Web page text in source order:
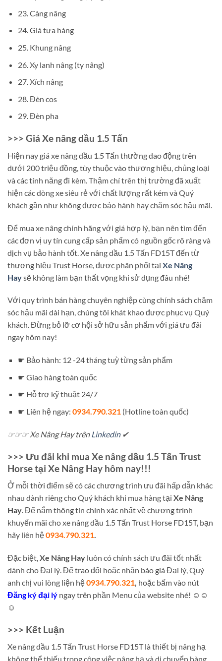
23. Càng nâng
24. Giá tựa hàng
25. Khung nâng
26. Xy lanh nâng (ty nâng)
27. Xích nâng
28. Đèn cos
29. Đèn pha
>>> Giá Xe nâng dầu 1.5 Tấn
Hiện nay giá xe nâng dầu 1.5 Tấn thường dao động trên
dưới 200 triệu đồng, tùy thuộc vào thương hiệu, chủng loại
và các tính năng đi kèm. Thậm chí trên thị trường đã xuất
hiện các dòng xe siêu rẻ với chất lượng rất kém và Quý
khách gần như không được bảo hành hay chăm sóc hậu mãi.
Để mua xe nâng chính hãng với giá hợp lý, bạn nên tìm đến
các đơn vị uy tín cung cấp sản phẩm có nguồn gốc rõ ràng và
dịch vụ bảo hành tốt. Xe nâng dầu 1.5 Tấn FD15T đến từ
thương hiệu Trust Horse, được phân phối tại Xe Nâng
Haysẽ không làm bạn thất vọng khi sử dụng đâu nhé!
Với quy trình bán hàng chuyên nghiệp cùng chính sách chăm
sóc hậu mãi dài hạn, chúng tôi khát khao được phục vụ Quý
khách. Đừng bỏ lỡ cơ hội sở hữu sản phẩm với giá ưu đãi
ngay hôm nay!
☛ Bảo hành: 12 -24 tháng tuỳ từng sản phẩm
☛ Giao hàng toàn quốc
☛ Hỗ trợ kỹ thuật 24/7
☛ Liên hệ ngay: 0934.790.321 (Hotline toàn quốc)
☞☞☞ Xe Nâng Hay trên Linkedin✔
>>> Ưu đãi khi mua Xe nâng dầu 1.5 Tấn Trust
Horse tại Xe Nâng Hay hôm nay!!!
Ở mỗi thời điểm sẽ có các chương trình ưu đãi hấp dẫn khác
nhau dành riêng cho Quý khách khi mua hàng tại Xe Nâng
Hay. Để nắm thông tin chính xác nhất về chương trình
khuyến mãi cho xe nâng dầu 1.5 Tấn Trust Horse FD15T, bạn
hãy liên hệ0934.790.321.
Đặc biệt,Xe Nâng Hay luôn có chính sách ưu đãi tốt nhất
dành cho Đại lý. Để trao đổi hoặc nhận báo giá Đại lý, Quý
anh chị vui lòng liện hệ0934.790.321, hoặc bấm vào nút
Đăng ký đại lý ngay trên phần Menu của website nhé! ☺☺
☺
>>> Kết Luận
Xe nâng dầu 1.5 Tấn Trust Horse FD15T là thiết bị nâng hạ
không thể thiếu trong công việc nâng hạ và di chuyển hàng